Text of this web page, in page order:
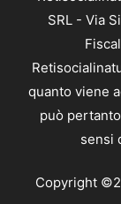
SRL - Via
quanto viene
può
sensi
Copyright